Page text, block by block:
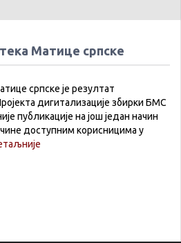
Матице српске
српске је резултат
дигитализације збирки БМС
публикације на још један начин
доступним корисницима у